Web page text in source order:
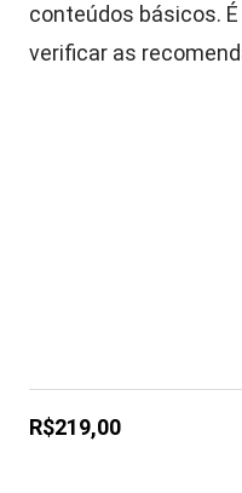
conteúdos básicos.
verificar as
R$219,00